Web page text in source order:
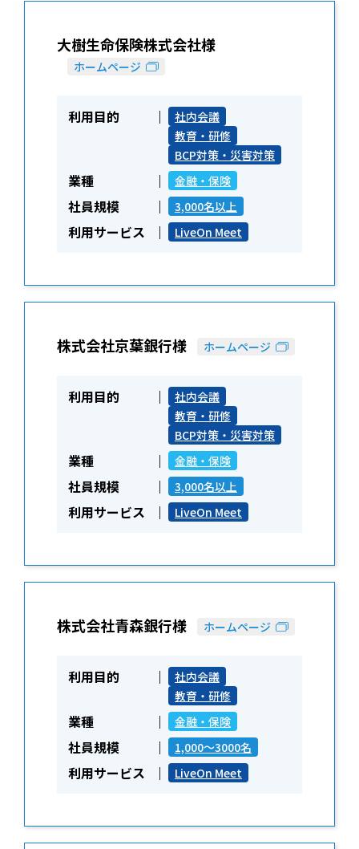
大樹生命保険株式会社様
ホームページ
利用目的
社内会議
教育・研修
BCP対策・災害対策
業種 金融・保険
社員規模 3,000名以上
利用サービス LiveOn Meet
株式会社京葉銀行様 ホームページ
利用目的
社内会議
教育・研修
BCP対策・災害対策
業種 金融・保険
社員規模 3,000名以上
利用サービス LiveOn Meet
株式会社青森銀行様 ホームページ
利用目的
社内会議
教育・研修
業種 金融・保険
社員規模 1,000～3000名
利用サービス LiveOn Meet